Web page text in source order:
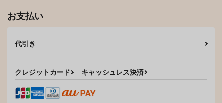
お支払い
代引き
クレジットカード キャッシュレス決済